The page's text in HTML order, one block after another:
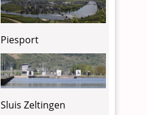
Piesport
Sluis Zeltingen